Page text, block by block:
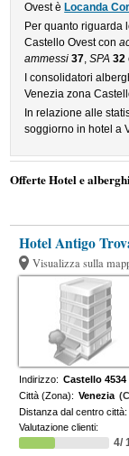
Ovest è Locanda
Per quanto riguarda
Castello Ovest con
ammessi 37,SPA 32
I consolidatori
Venezia zona
In relazione alle
soggiorno in hotel a
Offerte Hotel e
Hotel Antigo
Visualizza sulla
Indirizzo: Castello
Città (Zona): Venezia
Distanza dal centro città:
Valutazione clienti:
4/